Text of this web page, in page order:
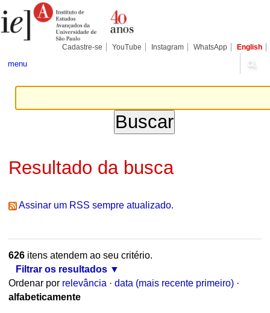
para
conteúdo.
Pessoais
Cadastre-se YouTube Instagram WhatsApp English
menu
Resultado da busca
Assinar um RSS sempre atualizado.
626itens atendem ao seu critério.
Filtrar os resultados
Ordenar por relevância · data (mais recente primeiro) ·
alfabeticamente